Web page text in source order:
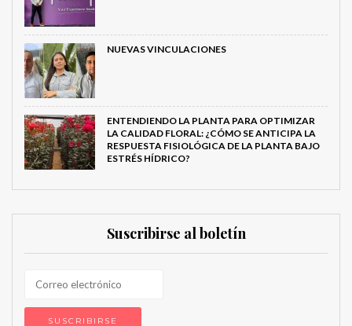
NUEVAS VINCULACIONES
ENTENDIENDO LA PLANTA PARA OPTIMIZAR
LA CALIDAD FLORAL: ¿CÓMO SE ANTICIPA LA
RESPUESTA FISIOLÓGICA DE LA PLANTA BAJO
ESTRÉS HÍDRICO?
Suscribirse al boletín